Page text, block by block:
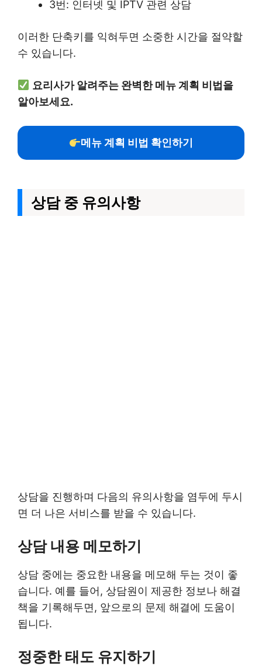
3번: 인터넷 및 IPTV 관련 상담
이러한 단축키를 익혀두면 소중한 시간을 절약할
수 있습니다.
요리사가 알려주는 완벽한 메뉴 계획 비법을
알아보세요.
메뉴 계획 비법 확인하기
상담 중 유의사항
상담을 진행하며 다음의 유의사항을 염두에 두시
면 더 나은 서비스를 받을 수 있습니다.
상담 내용 메모하기
상담 중에는 중요한 내용을 메모해 두는 것이 좋
습니다. 예를 들어, 상담원이 제공한 정보나 해결
책을 기록해두면, 앞으로의 문제 해결에 도움이
됩니다.
정중한 태도 유지하기